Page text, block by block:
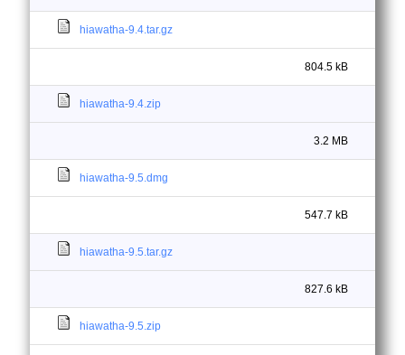
hiawatha-9.4.tar.gz
804.5 kB
hiawatha-9.4.zip
3.2 MB
hiawatha-9.5.dmg
547.7 kB
hiawatha-9.5.tar.gz
827.6 kB
hiawatha-9.5.zip